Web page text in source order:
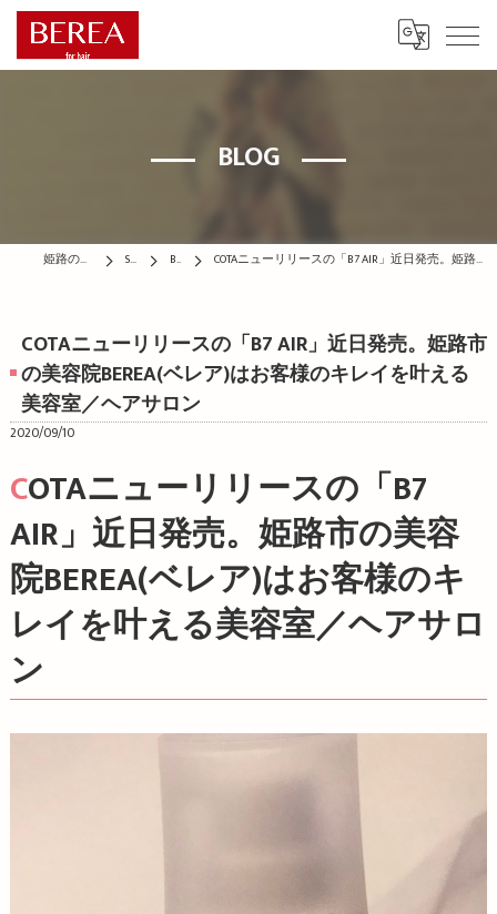
BLOG
姫路の美容院はBEREA STAFF BLOG COTAニューリリースの「B7 AIR」近日発売。姫路市の美容院BEREA(ベレア)はお客様のキレイを叶える美容室／ヘアサロン
COTAニューリリースの「B7 AIR」近日発売。姫路市
の美容院BEREA(ベレア)はお客様のキレイを叶える
美容室／ヘアサロン
2020/09/10
COTAニューリリースの「B7
AIR」近日発売。姫路市の美容
院BEREA(ベレア)はお客様のキ
レイを叶える美容室／ヘアサロ
ン